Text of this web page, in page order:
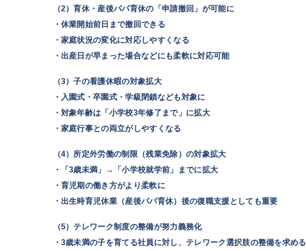
（2）育休・産後パパ育休の「申請撤回」が可能に
・休業開始前日まで撤回できる
・家庭状況の変化に対応しやすくなる
・出産日が早まった場合などにも柔軟に対応可能
（3）子の看護休暇の対象拡大
・入園式・卒園式・学級閉鎖なども対象に
・対象年齢は「小学校3年修了まで」に拡大
・家庭行事との両立がしやすくなる
（4）所定外労働の制限（残業免除）の対象拡大
・「3歳未満」→「小学校就学前」までに拡大
・育児期の働き方がより柔軟に
・出生時育児休業（産後パパ育休）後の復職支援としても重要
（5）テレワーク制度の整備が努力義務化
・3歳未満の子を育てる社員に対し、テレワーク選択肢の整備を求める